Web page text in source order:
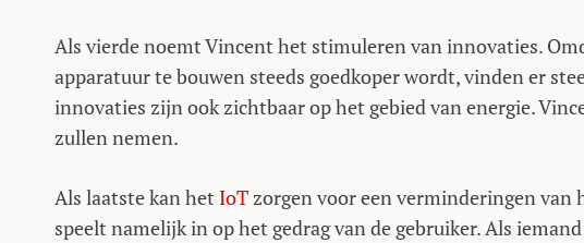
Als vierde noemt Vincent het stimuleren van innovaties.
apparatuur te bouwen steeds goedkoper wordt, vinden er
innovaties zijn ook zichtbaar op het gebied van energie.
zullen nemen.
Als laatste kan het IoT zorgen voor een verminderingen
speelt namelijk in op het gedrag van de gebruiker. Als